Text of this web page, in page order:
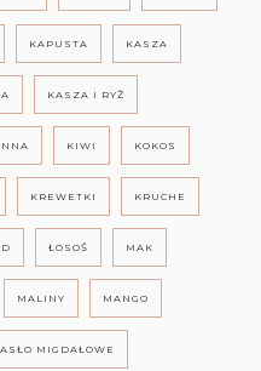
KAPUSTA KASZA
KASZA I RYŻ
KIWI KOKOS
KREWETKI KRUCHE
ŁOSOŚ MAK
MALINY MANGO
MIGDAŁOWE